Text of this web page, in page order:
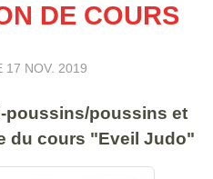
DE COURS
17 NOV. 2019
poussins/poussins et
du cours "Eveil Judo"